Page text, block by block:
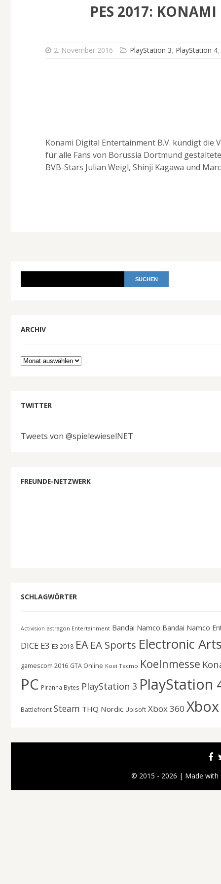
PES 2017:
2. November 2016 PlayStation 3, PlayStation 4
Konami Digital Entertainment B.V. kündigt die
für alle Fans von Borussia Dortmund
BVB-Stars Julian Weigl, Shinji Kagawa und
ARCHIV
Archiv
TWITTER
Tweets von @spielewieselNET
FREUNDE-NETZWERK
SCHLAGWÖRTER
Activision astragon Entertainment Bandai Namco Bandai Namco
DICE E3 E3 2018 EA EA Sports Electronic
gamescom 2016 GTA Online Koei Tecmo Koelnmesse
PC Piranha Bytes PlayStation 3 PlayStation
Battlefront Steam THQ Nordic Ubisoft Xbox 360
© 2015 - 2026 | Made